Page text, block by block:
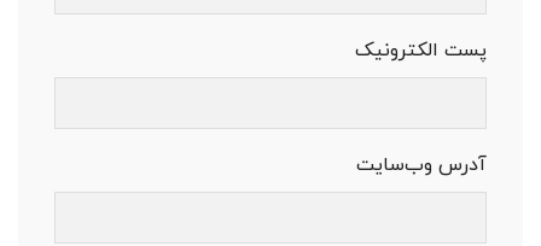
پست الکترونیک
آدرس وب‌سایت